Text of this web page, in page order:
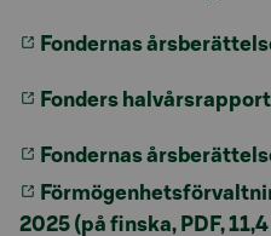
Fondernas
Fonders
Fondernas
2025 (på finska, PDF, 11,4